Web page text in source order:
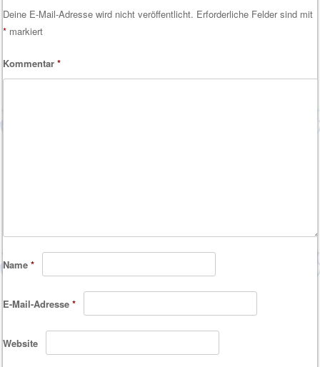
Deine E-Mail-Adresse wird nicht veröffentlicht. Erforderliche Felder sind mit
* markiert
Kommentar*
Name*
E-Mail-Adresse*
Website